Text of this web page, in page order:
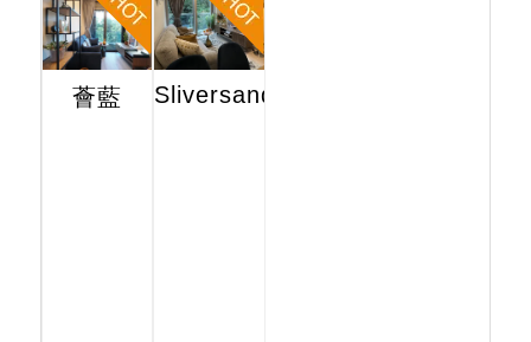
薈藍 Sliversands